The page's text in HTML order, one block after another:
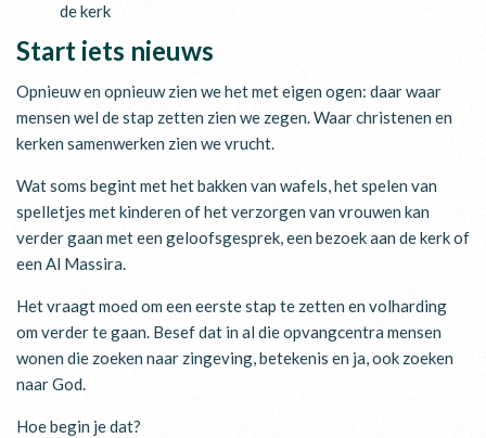
de kerk
Start iets nieuws
Opnieuw en opnieuw zien we het met eigen ogen: daar waar
mensen wel de stap zetten zien we zegen. Waar christenen en
kerken samenwerken zien we vrucht.
Wat soms begint met het bakken van wafels, het spelen van
spelletjes met kinderen of het verzorgen van vrouwen kan
verder gaan met een geloofsgesprek, een bezoek aan de kerk of
een Al Massira.
Het vraagt moed om een eerste stap te zetten en volharding
om verder te gaan. Besef dat in al die opvangcentra mensen
wonen die zoeken naar zingeving, betekenis en ja, ook zoeken
naar God.
Hoe begin je dat?